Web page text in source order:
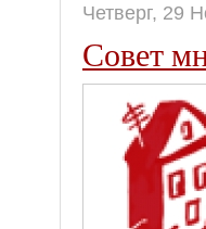
Четверг, 29
Совет